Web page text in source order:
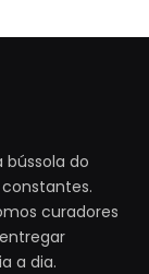
bússola do
curadores
a dia.